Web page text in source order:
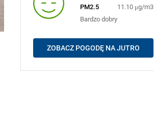
PM2.5
11.10 μg/m3
Bardzo dobry
ZOBACZ POGODĘ NA JUTRO